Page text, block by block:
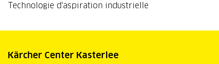
Technologie d'aspiration industrielle
Kärcher Center Kasterlee